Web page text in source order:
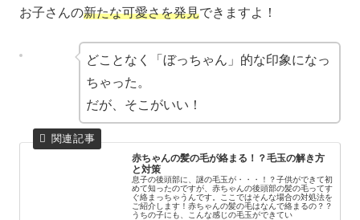
お子さんの新たな可愛さを発見できますよ！
どことなく「ぼっちゃん」的な印象になっ
ちゃった。
だが、そこがいい！
赤ちゃんの髪の毛が絡まる！？毛玉の解き方
と対策
息子の後頭部に、謎の毛玉が・・・！？子供ができて初
めて知ったのですが、赤ちゃんの後頭部の髪の毛ってす
ぐ絡まっちゃうんです。ここではそんな場合の対処法を
ご紹介します！赤ちゃんの髪の毛はなんで絡まるの？？
うちの子にも、こんな感じの毛玉ができてい